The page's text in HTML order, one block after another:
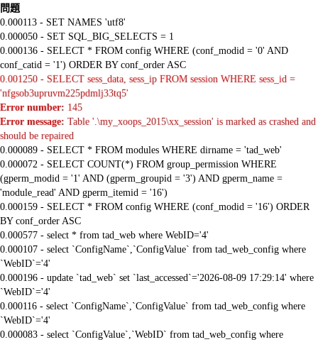
問題
0.000113 - SET NAMES 'utf8'
0.000050 - SET SQL_BIG_SELECTS = 1
0.000136 - SELECT * FROM config WHERE (conf_modid = '0' AND
conf_catid = '1') ORDER BY conf_order ASC
0.001250 - SELECT sess_data, sess_ip FROM session WHERE sess_id =
'nfgsob3upruvm225pdmlj33tq5'
Error number: 145
Error message: Table '.\my_xoops_2015\xx_session' is marked as crashed and
should be repaired
0.000089 - SELECT * FROM modules WHERE dirname = 'tad_web'
0.000072 - SELECT COUNT(*) FROM group_permission WHERE
(gperm_modid = '1' AND (gperm_groupid = '3') AND gperm_name =
'module_read' AND gperm_itemid = '16')
0.000159 - SELECT * FROM config WHERE (conf_modid = '16') ORDER
BY conf_order ASC
0.000577 - select * from tad_web where WebID='4'
0.000107 - select `ConfigName`,`ConfigValue` from tad_web_config where
`WebID`='4'
0.000196 - update `tad_web` set `last_accessed`='2026-08-09 17:29:14' where
`WebID`='4'
0.000116 - select `ConfigName`,`ConfigValue` from tad_web_config where
`WebID`='4'
0.000083 - select `ConfigValue`,`WebID` from tad_web_config where